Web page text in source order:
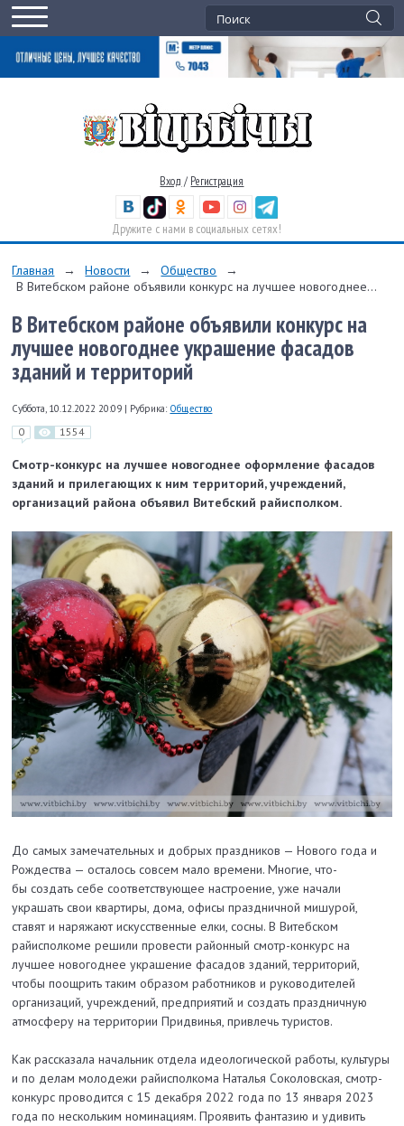
Вход / Регистрация
Дружите с нами в социальных сетях!
Главная → Новости → Общество
→
В Витебском районе объявили конкурс на лучшее новогоднее...
В Витебском районе объявили конкурс на
лучшее новогоднее украшение фасадов
зданий и территорий
Суббота, 10.12.2022 20:09 | Рубрика: Общество
0 1554
Смотр-конкурс на лучшее новогоднее оформление фасадов
зданий и прилегающих к ним территорий, учреждений,
организаций района объявил Витебский райисполком.
До самых замечательных и добрых праздников — Нового года и
Рождества — осталось совсем мало времени. Многие, что-
бы создать себе соответствующее настроение, уже начали
украшать свои квартиры, дома, офисы праздничной мишурой,
ставят и наряжают искусственные елки, сосны. В Витебском
райисполкоме решили провести районный смотр-конкурс на
лучшее новогоднее украшение фасадов зданий, территорий,
чтобы поощрить таким образом работников и руководителей
организаций, учреждений, предприятий и создать праздничную
атмосферу на территории Придвинья, привлечь туристов.
Как рассказала начальник отдела идеологической работы, культуры
и по делам молодежи райисполкома Наталья Соколовская, смотр-
конкурс проводится с 15 декабря 2022 года по 13 января 2023
года по нескольким номинациям. Проявить фантазию и удивить